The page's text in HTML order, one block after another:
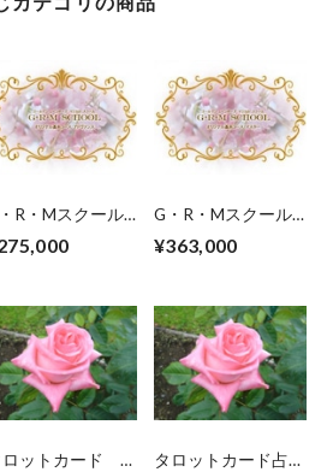
R・Mスクール
参加申し込みチ
G・R・Mスクール
参加申し込みチケッ
¥363,000
ロットカード 占
タロットカード占い